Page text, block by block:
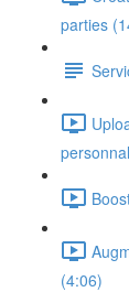
parties
(4:06)